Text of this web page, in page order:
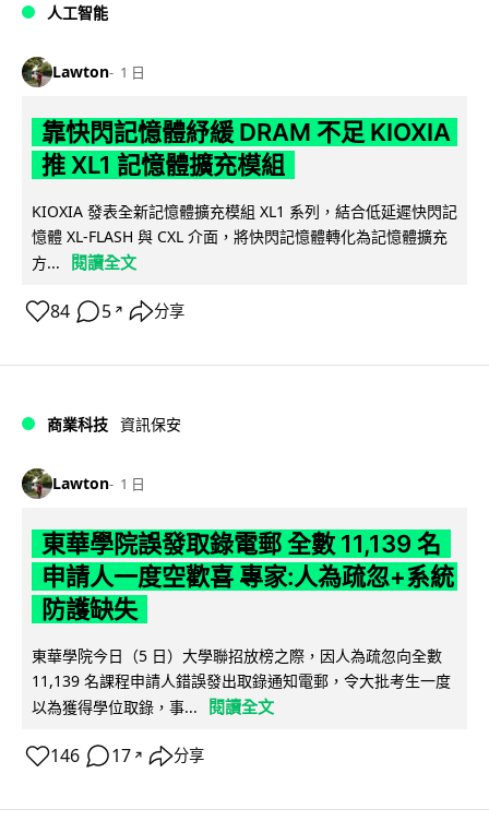
人工智能
Lawton 1 日
靠快閃記憶體紓緩 DRAM 不足 KIOXIA
推 XL1 記憶體擴充模組
KIOXIA 發表全新記憶體擴充模組 XL1 系列，結合低延遲快閃記
憶體 XL-FLASH 與 CXL 介面，將快閃記憶體轉化為記憶體擴充
方...
閱讀全文
84 5 ↗ 分享
商業科技 資訊保安
Lawton 1 日
東華學院誤發取錄電郵 全數 11,139 名
申請人一度空歡喜 專家:人為疏忽+系統
防護缺失
東華學院今日（5 日）大學聯招放榜之際，因人為疏忽向全數
11,139 名課程申請人錯誤發出取錄通知電郵，令大批考生一度
以為獲得學位取錄，事...
閱讀全文
146 17 ↗ 分享